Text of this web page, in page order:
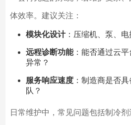
体效率。建议关注：
模块化设计：压缩机、泵、电
远程诊断功能：能否通过云
异常？
服务响应速度：制造商是否具
队？
日常维护中，常见问题包括制冷